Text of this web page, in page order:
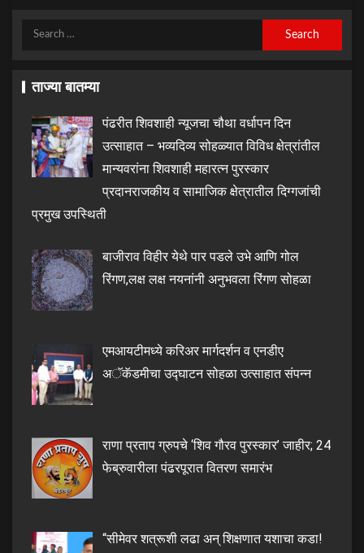
ताज्या बातम्या
पंढरीत शिवशाही न्यूजचा चौथा वर्धापन दिन
उत्साहात – भव्यदिव्य सोहळ्यात विविध क्षेत्रांतील
मान्यवरांना शिवशाही महारत्न पुरस्कार
प्रदानराजकीय व सामाजिक क्षेत्रातील दिग्गजांची
प्रमुख उपस्थिती
बाजीराव विहीर येथे पार पडले उभे आणि गोल
रिंगण,लक्ष लक्ष नयनांनी अनुभवला रिंगण सोहळा
एमआयटीमध्ये करिअर मार्गदर्शन व एनडीए
अॅकॅडमीचा उद्घाटन सोहळा उत्साहात संपन्न
राणा प्रताप ग्रुपचे ‘शिव गौरव पुरस्कार’ जाहीर; 24
फेब्रुवारीला पंढरपूरात वितरण समारंभ
“सीमेवर शत्रूशी लढा अन् शिक्षणात यशाचा कडा!